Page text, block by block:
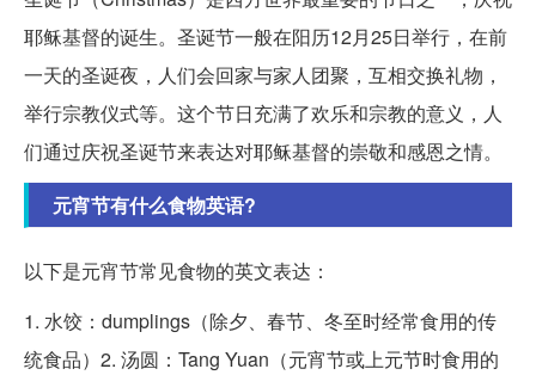
耶稣基督的诞生。圣诞节一般在阳历12月25日举行，在前
一天的圣诞夜，人们会回家与家人团聚，互相交换礼物，
举行宗教仪式等。这个节日充满了欢乐和宗教的意义，人
们通过庆祝圣诞节来表达对耶稣基督的崇敬和感恩之情。
元宵节有什么食物英语?
以下是元宵节常见食物的英文表达：
1. 水饺：dumplings（除夕、春节、冬至时经常食用的传
统食品）2. 汤圆：Tang Yuan（元宵节或上元节时食用的